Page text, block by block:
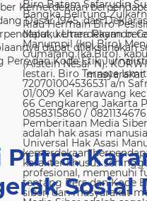
Kemerdekaan
Dasar 1945, dan
kemerdekaan
dapat dilaksanakan
dan Kode Etik
Sosial